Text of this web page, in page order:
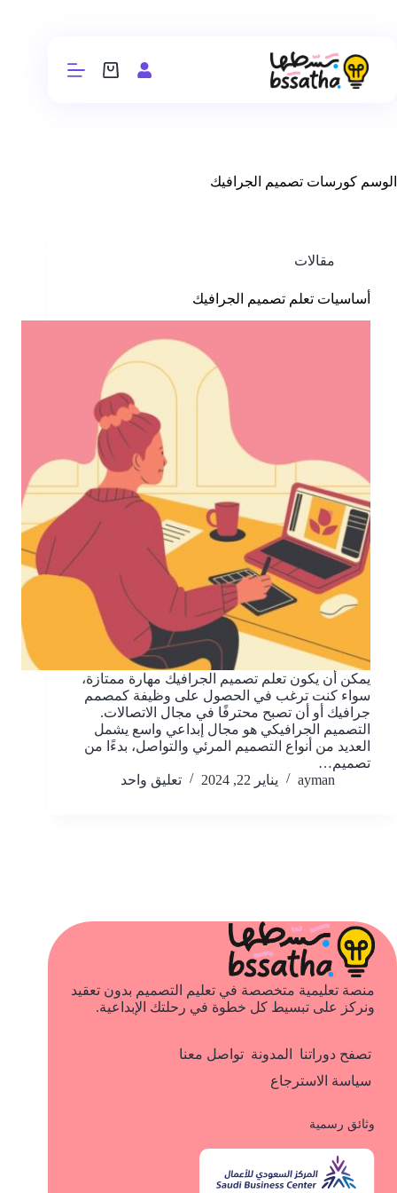
الوسم كورسات تصميم الجرافيك
مقالات
أساسيات تعلم تصميم الجرافيك
يمكن أن يكون تعلم تصميم الجرافيك مهارة ممتازة،
سواء كنت ترغب في الحصول على وظيفة كمصمم
جرافيك أو أن تصبح محترفًا في مجال الاتصالات.
التصميم الجرافيكي هو مجال إبداعي واسع يشمل
العديد من أنواع التصميم المرئي والتواصل، بدءًا من
تصميم…
ayman
يناير 22, 2024 تعليق واحد
منصة تعليمية متخصصة في تعليم التصميم بدون تعقيد
ونركز على تبسيط كل خطوة في رحلتك الإبداعية.
تصفح دوراتنا المدونة تواصل معنا
سياسة الاسترجاع
وثائق رسمية